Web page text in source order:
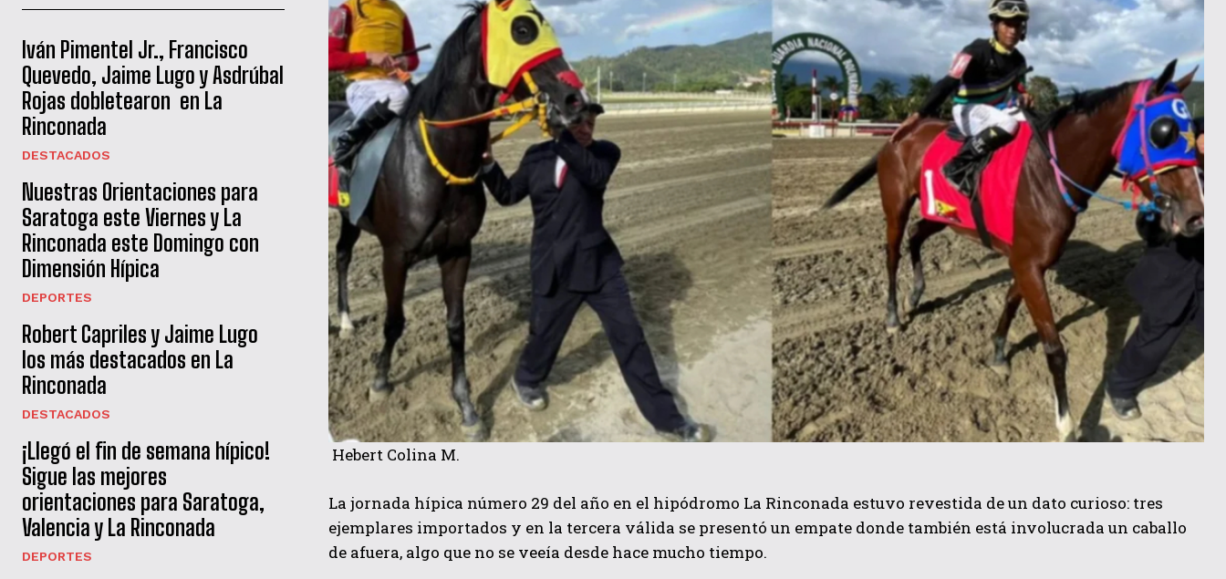
Iván Pimentel Jr., Francisco
Quevedo, Jaime Lugo y Asdrúbal
Rojas dobletearon en La
Rinconada
DESTACADOS
Nuestras Orientaciones para
Saratoga este Viernes y La
Rinconada este Domingo con
Dimensión Hípica
DEPORTES
Robert Capriles y Jaime Lugo
los más destacados en La
Rinconada
DESTACADOS
¡Llegó el fin de semana hípico!
Sigue las mejores
orientaciones para Saratoga,
Valencia y La Rinconada
DEPORTES
Hebert Colina M.
La jornada hípica número 29 del año en el hipódromo La Rinconada estuvo revestida de un dato curioso: tres
ejemplares importados y en la tercera válida se presentó un empate donde también está involucrada un caballo
de afuera, algo que no se veeía desde hace mucho tiempo.